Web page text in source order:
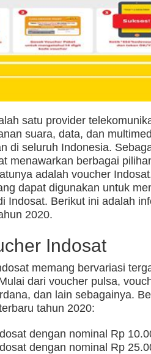
satu provider
suara, data, dan
di seluruh Indonesia.
menawarkan berbagai
adalah voucher
dapat digunakan untuk
Indosat. Berikut ini adalah
2020.
Indosat
memang bervariasi
dari voucher pulsa,
dan lain sebagainya.
tahun 2020:
dengan nominal Rp
dengan nominal Rp